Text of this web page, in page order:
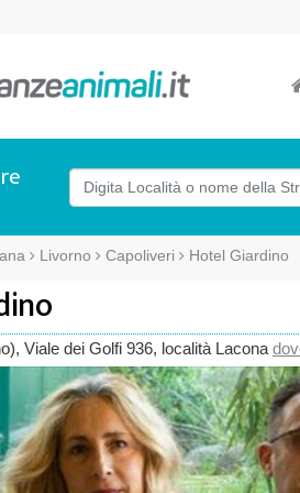
Livorno Capoliveri Hotel Giardino
Viale dei Golfi 936, località Lacona